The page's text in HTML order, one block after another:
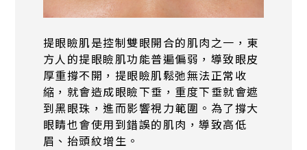
提眼瞼肌是控制雙眼開合的肌肉之一，東
方人的提眼瞼肌功能普遍偏弱，導致眼皮
厚重撐不開，提眼瞼肌鬆弛無法正常收
縮，就會造成眼瞼下垂，重度下垂就會遮
到黑眼珠，進而影響視力範圍。為了撐大
眼睛也會使用到錯誤的肌肉，導致高低
眉、抬頭紋增生。